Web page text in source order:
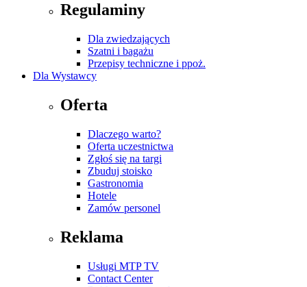
Regulaminy
Dla zwiedzających
Szatni i bagażu
Przepisy techniczne i ppoż.
Dla Wystawcy
Oferta
Dlaczego warto?
Oferta uczestnictwa
Zgłoś się na targi
Zbuduj stoisko
Gastronomia
Hotele
Zamów personel
Reklama
Usługi MTP TV
Contact Center